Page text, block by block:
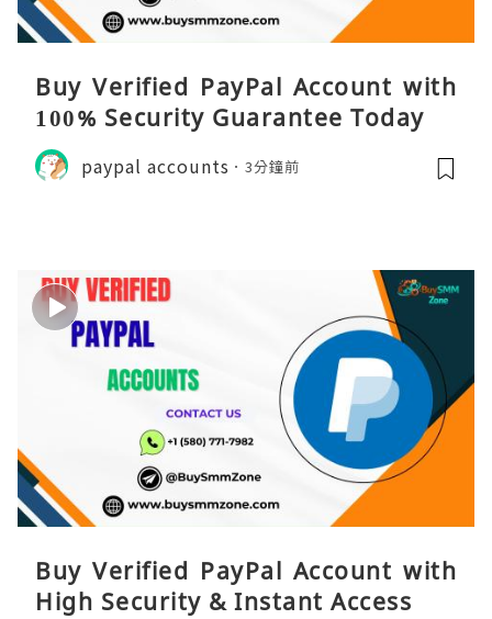
Buy Verified PayPal Account with
100% Security Guarantee Today
paypal accounts 3分鐘前
Buy Verified PayPal Account with
High Security & Instant Access